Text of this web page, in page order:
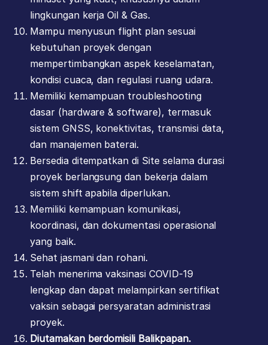
lingkungan kerja Oil & Gas.
Mampu menyusun flight plan sesuai
kebutuhan proyek dengan
mempertimbangkan aspek keselamatan,
kondisi cuaca, dan regulasi ruang udara.
Memiliki kemampuan troubleshooting
dasar (hardware & software), termasuk
sistem GNSS, konektivitas, transmisi data,
dan manajemen baterai.
Bersedia ditempatkan di Site selama durasi
proyek berlangsung dan bekerja dalam
sistem shift apabila diperlukan.
Memiliki kemampuan komunikasi,
koordinasi, dan dokumentasi operasional
yang baik.
Sehat jasmani dan rohani.
Telah menerima vaksinasi COVID-19
lengkap dan dapat melampirkan sertifikat
vaksin sebagai persyaratan administrasi
proyek.
Diutamakan berdomisili Balikpapan.